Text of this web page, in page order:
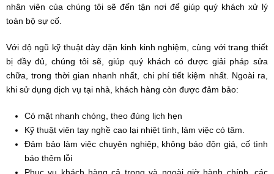
nhân viên của chúng tôi sẽ đến tận nơi để giúp quý khách xử lý
toàn bộ sự cố.
Với độ ngũ kỹ thuật dày dặn kinh kinh nghiệm, cùng với trang thiết
bị đầy đủ, chúng tôi sẽ, giúp quý khách có được giải pháp sửa
chữa, trong thời gian nhanh nhất, chi phí tiết kiệm nhất. Ngoài ra,
khi sử dụng dịch vụ tại nhà, khách hàng còn được đảm bảo:
Có mặt nhanh chóng, theo đúng lịch hẹn
Kỹ thuật viên tay nghề cao lại nhiệt tình, làm việc có tâm.
Đảm bảo làm việc chuyên nghiệp, không báo độn giá, cố tình
báo thêm lỗi